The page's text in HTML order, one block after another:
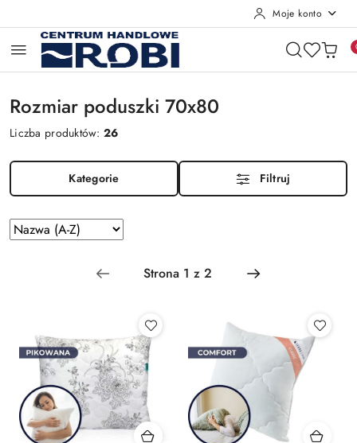
Moje konto
Rozmiar poduszki 70x80
Liczba produktów:26
Kategorie Filtruj
Zastosowano
sortowanie:
Sortuj
według